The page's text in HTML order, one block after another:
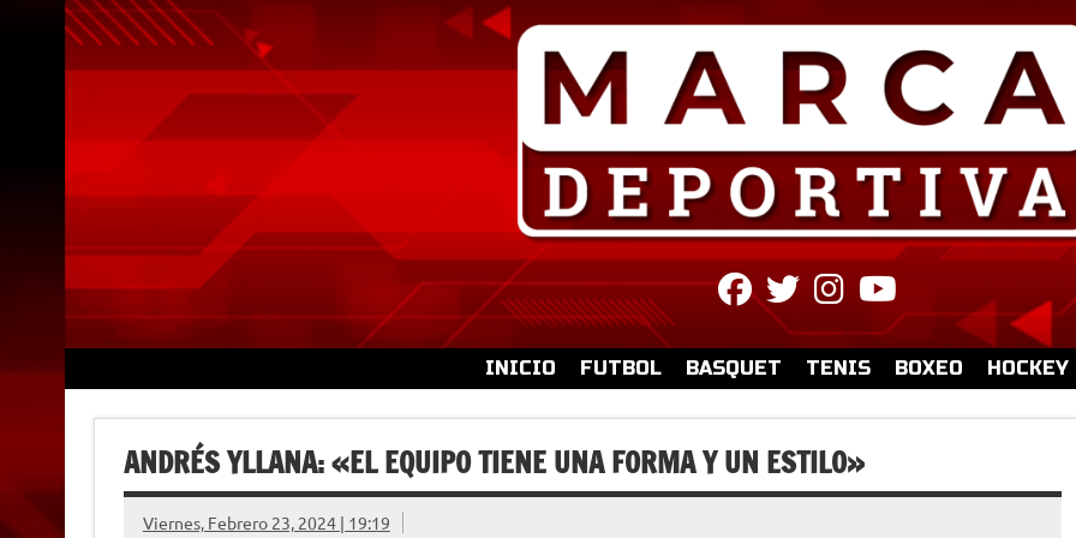
fab
fa-
facebook
fab
fa-
twitter
fab
fa-
instagram
fa-
youtube
INICIO FUTBOL BASQUET TENIS BOXEO HOCKEY
ANDRÉS YLLANA: «EL EQUIPO TIENE UNA FORMA Y UN ESTILO»
Viernes, Febrero 23, 2024 | 19:19